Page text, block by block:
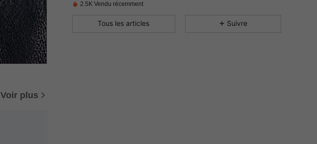
Voir plus
4.85
2.5K Vendu récemment
Tous les articles Suivre